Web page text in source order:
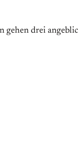
gehen drei